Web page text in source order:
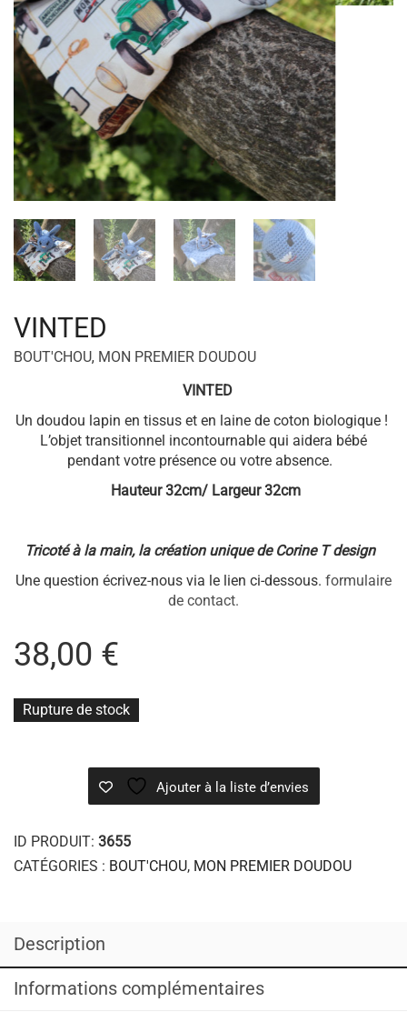
VINTED
BOUT'CHOU,MON PREMIER DOUDOU
VINTED
Un doudou lapin en tissus et en laine de coton biologique !
L’objet transitionnel incontournable qui aidera bébé
pendant votre présence ou votre absence.
Tricoté à la main, la création unique de Corine T design
Une question écrivez-nous via le lien ci-dessous.
38,00€
Ajouter à la liste d’envies
ID PRODUIT:
3655
CATÉGORIES :BOUT'CHOU
Informations complémentaires
Avis (0)
vinted
Hauteur 32 cm/ Largeur 32 cm
Tricoté et crocheté à la main, la création unique de Corine